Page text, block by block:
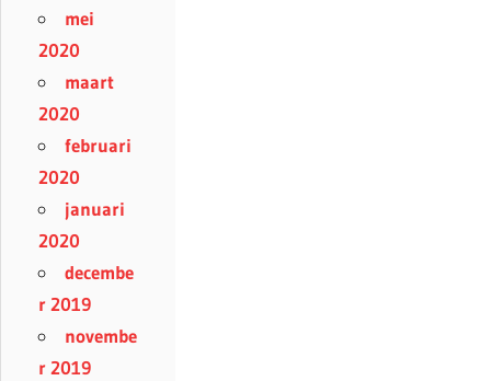
mei
2020
maart
2020
februari
2020
januari
2020
decembe
r 2019
novembe
r 2019